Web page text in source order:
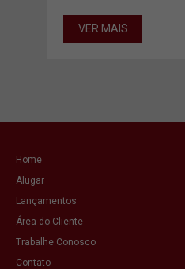
VER MAIS
Home
Alugar
Lançamentos
Área do Cliente
Trabalhe Conosco
Contato